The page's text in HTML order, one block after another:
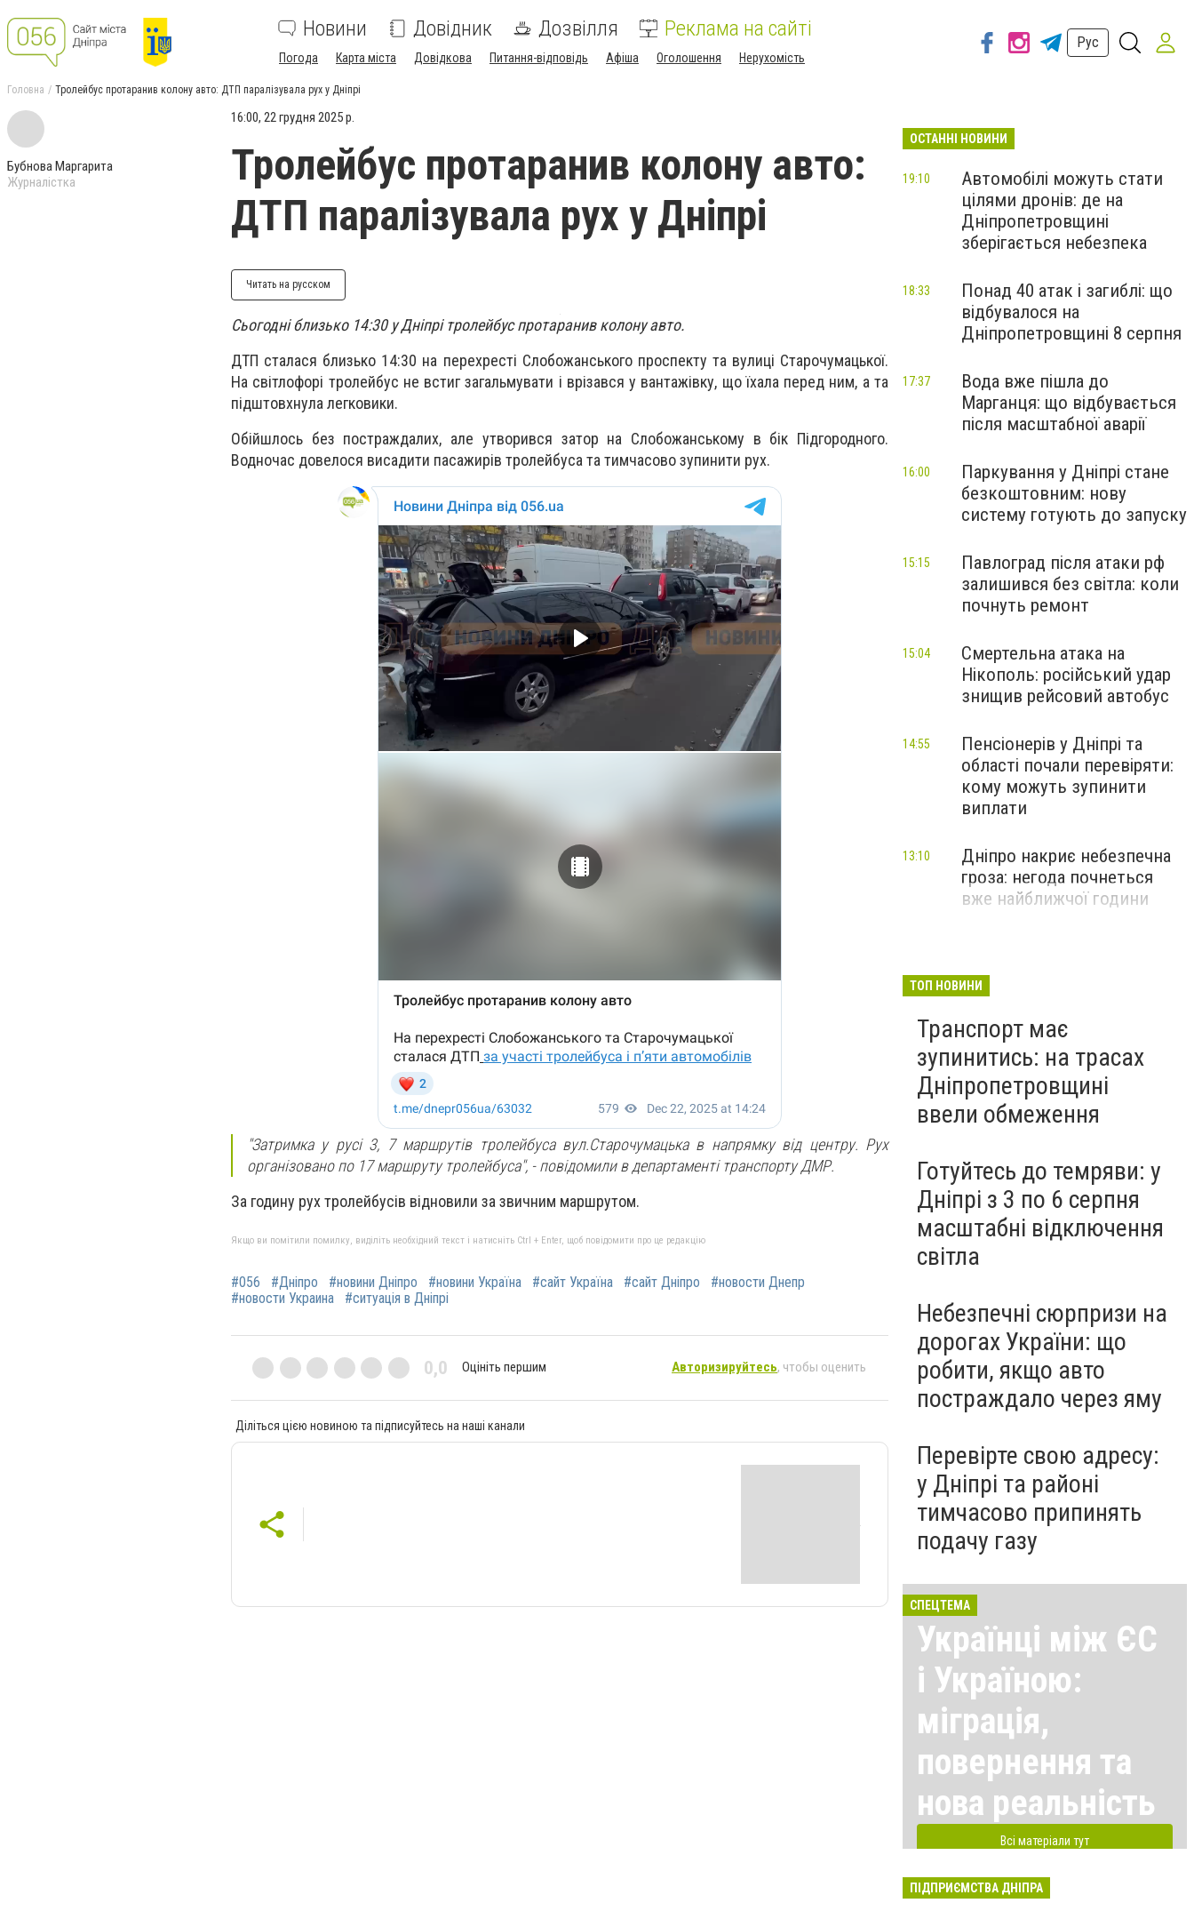
Новини Довідник Дозвілля Реклама на сайті
Погода Карта міста Довідкова Питання-відповідь Афіша Оголошення Нерухомість
Рус
Головна Тролейбус протаранив колону авто: ДТП паралізувала рух у Дніпрі
Бубнова Маргарита
Журналістка
16:00, 22 грудня 2025 р.
Тролейбус протаранив колону авто:
ДТП паралізувала рух у Дніпрі
Читать на русском
Сьогодні близько 14:30 у Дніпрі тролейбус протаранив колону авто.
ДТП сталася близько 14:30 на перехресті Слобожанського проспекту та вулиці Старочумацької.
На світлофорі тролейбус не встиг загальмувати і врізався у вантажівку, що їхала перед ним, а та
підштовхнула легковики.
Обійшлось без постраждалих, але утворився затор на Слобожанському в бік Підгородного.
Водночас довелося висадити пасажирів тролейбуса та тимчасово зупинити рух.
"Затримка у русі 3, 7 маршрутів тролейбуса вул.Старочумацька в напрямку від центру. Рух
організовано по 17 маршруту тролейбуса", - повідомили в департаменті транспорту ДМР.
За годину рух тролейбусів відновили за звичним маршрутом.
Якщо ви помітили помилку, виділіть необхідний текст і натисніть Ctrl + Enter, щоб повідомити про це редакцію
#056 #Дніпро #новини Дніпро #новини Україна #сайт Україна #сайт Дніпро
#новости Днепр
#новости Украина
#ситуація в Дніпрі
0,0 Оцініть першим Авторизируйтесь, чтобы оценить
Діліться цією новиною та підписуйтесь на наші канали
ОСТАННІ НОВИНИ
Автомобілі можуть стати
цілями дронів: де на
Дніпропетровщині
зберігається небезпека
19:10
Понад 40 атак і загиблі: що
відбувалося на
Дніпропетровщині 8 серпня
18:33
Вода вже пішла до
Марганця: що відбувається
після масштабної аварії
17:37
Паркування у Дніпрі стане
безкоштовним: нову
систему готують до запуску
16:00
Павлоград після атаки рф
залишився без світла: коли
почнуть ремонт
15:15
Смертельна атака на
Нікополь: російський удар
знищив рейсовий автобус
15:04
Пенсіонерів у Дніпрі та
області почали перевіряти:
кому можуть зупинити
виплати
14:55
Дніпро накриє небезпечна
гроза: негода почнеться
вже найближчої години
13:10
ТОП НОВИНИ
Транспорт має
зупинитись: на трасах
Дніпропетровщині
ввели обмеження
Готуйтесь до темряви: у
Дніпрі з 3 по 6 серпня
масштабні відключення
світла
Небезпечні сюрпризи на
дорогах України: що
робити, якщо авто
постраждало через яму
Перевірте свою адресу:
у Дніпрі та районі
тимчасово припинять
подачу газу
СПЕЦТЕМА
Українці між ЄС
і Україною:
міграція,
повернення та
нова реальність
Всі матеріали тут
ПІДПРИЄМСТВА ДНІПРА